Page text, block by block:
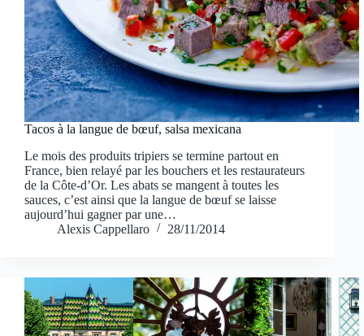
Tacos à la langue de bœuf, salsa mexicana
Le mois des produits tripiers se termine partout en
France, bien relayé par les bouchers et les restaurateurs
de la Côte-d’Or. Les abats se mangent à toutes les
sauces, c’est ainsi que la langue de bœuf se laisse
aujourd’hui gagner par une…
Alexis Cappellaro
28/11/2014